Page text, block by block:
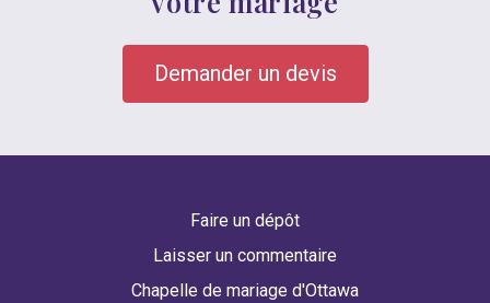
Demander un devis
Faire un dépôt
Laisser un commentaire
Chapelle de mariage d'Ottawa